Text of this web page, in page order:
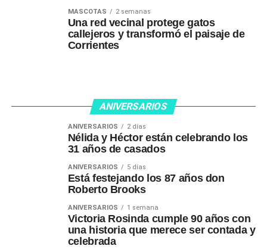
MASCOTAS 2 semanas
Una red vecinal protege gatos
callejeros y transformó el paisaje de
Corrientes
ANIVERSARIOS
ANIVERSARIOS 2 días
Nélida y Héctor están celebrando los
31 años de casados
ANIVERSARIOS 5 días
Está festejando los 87 años don
Roberto Brooks
ANIVERSARIOS 1 semana
Victoria Rosinda cumple 90 años con
una historia que merece ser contada y
celebrada